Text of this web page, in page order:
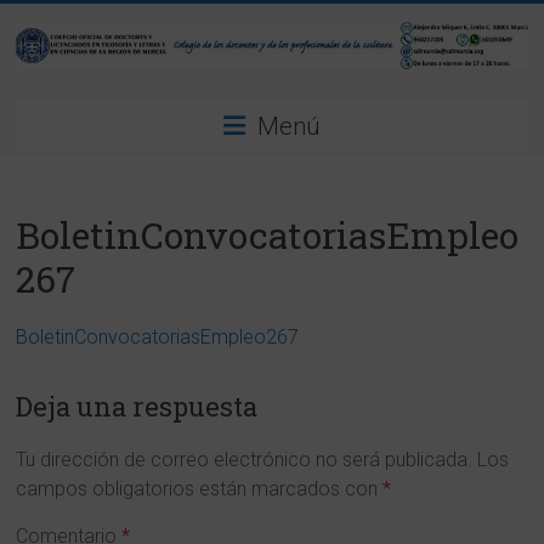
contenido
Doctores
y
Licenciados
en
Filosofía
y
Letras
Menú
BoletinConvocatoriasEmpleo
267
BoletinConvocatoriasEmpleo267
Deja una respuesta
Tu dirección de correo electrónico no será publicada. Los
campos obligatorios están marcados con*
Comentario*